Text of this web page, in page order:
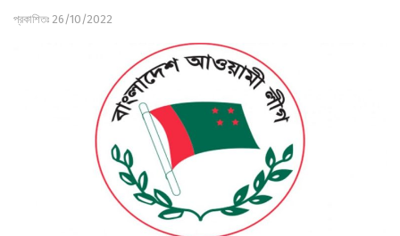
প্রকাশিতঃ 26/10/2022